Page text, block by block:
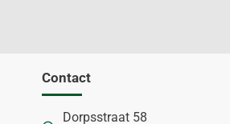
Contact
Dorpsstraat 58